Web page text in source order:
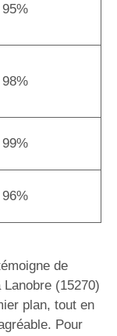
95%
98%
99%
96%
de
(15270)
plan, tout en
Pour